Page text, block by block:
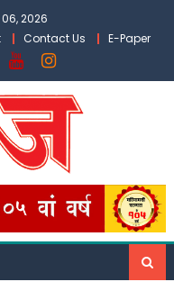
2026
Contact Us E-Paper